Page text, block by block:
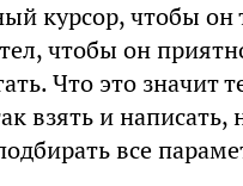
курсор, чтобы он
чтобы он
Что это значит
взять и написать,
все